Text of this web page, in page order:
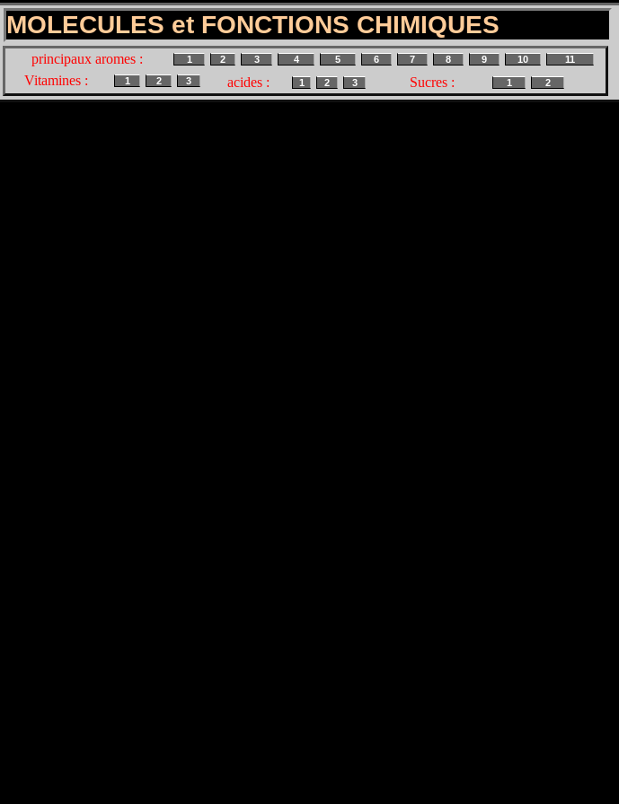
MOLECULES et FONCTIONS CHIMIQUES
principaux aromes : 1 2 3 4 5 6 7 8 9 10 11
acides : 1 2 3
Vitamines : 1 2 3 Sucres : 1 2